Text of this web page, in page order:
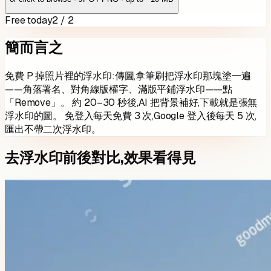
Free today2 / 2
簡而言之
免費 P 掉照片裡的浮水印:傳圖,拿筆刷把浮水印那塊塗一遍
——角落署名、對角線版權字、滿版平鋪浮水印——點
「Remove」。 約 20–30 秒後,AI 把背景補好,下載就是張無
浮水印的圖。 免登入每天免費 3 次,Google 登入後每天 5 次,
匯出不帶二次浮水印。
去浮水印前後對比,效果看得見